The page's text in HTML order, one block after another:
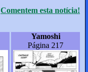
Comentem esta notícia!
Yamoshi
Página 217